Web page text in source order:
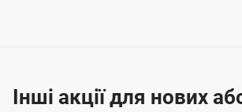
Інші акції для нових